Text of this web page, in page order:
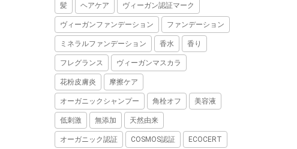
髪 ヘアケア ヴィーガン認証マーク
ヴィーガンファンデーション ファンデーション
ミネラルファンデーション 香水 香り
フレグランス ヴィーガンマスカラ
花粉皮膚炎 摩擦ケア
オーガニックシャンプー 角栓オフ 美容液
低刺激 無添加 天然由来
オーガニック認証 COSMOS認証 ECOCERT